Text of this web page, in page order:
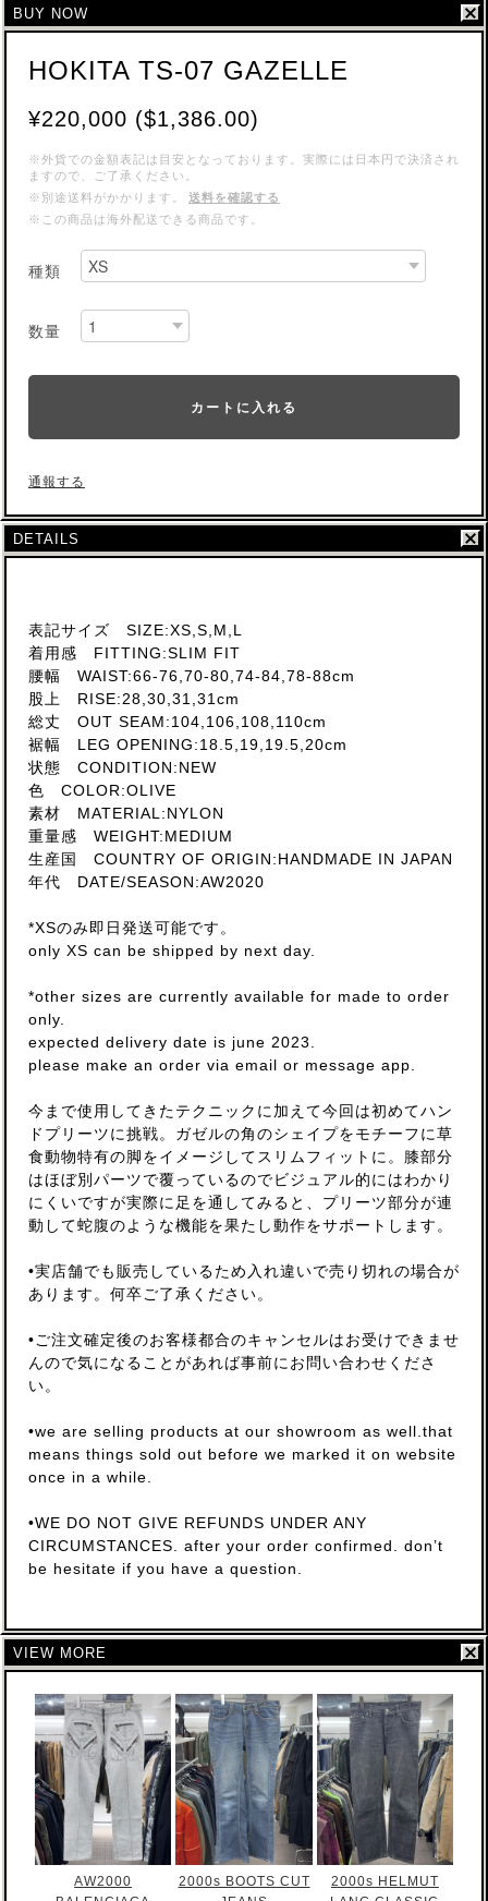
BUY NOW
HOKITA TS-07 GAZELLE
¥220,000 ($1,386.00)
※外貨での金額表記は目安となっております。実際には日本円で決済され
ますので、ご了承ください。
※別途送料がかかります。
送料を確認する
※この商品は海外配送できる商品です。
種類
数量
カートに入れる
通報する
DETAILS
表記サイズ SIZE:XS,S,M,L
着用感 FITTING:SLIM FIT
腰幅 WAIST:66-76,70-80,74-84,78-88cm
股上 RISE:28,30,31,31cm
総丈 OUT SEAM:104,106,108,110cm
裾幅 LEG OPENING:18.5,19,19.5,20cm
状態 CONDITION:NEW
色 COLOR:OLIVE
素材 MATERIAL:NYLON
重量感 WEIGHT:MEDIUM
生産国 COUNTRY OF ORIGIN:HANDMADE IN JAPAN
年代 DATE/SEASON:AW2020
*XSのみ即日発送可能です。
only XS can be shipped by next day.
*other sizes are currently available for made to order
only.
expected delivery date is june 2023.
please make an order via email or message app.
今まで使用してきたテクニックに加えて今回は初めてハン
ドプリーツに挑戦。ガゼルの角のシェイプをモチーフに草
食動物特有の脚をイメージしてスリムフィットに。膝部分
はほぼ別パーツで覆っているのでビジュアル的にはわかり
にくいですが実際に足を通してみると、プリーツ部分が連
動して蛇腹のような機能を果たし動作をサポートします。
•実店舗でも販売しているため入れ違いで売り切れの場合が
あります。何卒ご了承ください。
•ご注文確定後のお客様都合のキャンセルはお受けできませ
んので気になることがあれば事前にお問い合わせくださ
い。
•we are selling products at our showroom as well.that
means things sold out before we marked it on website
once in a while.
•WE DO NOT GIVE REFUNDS UNDER ANY
CIRCUMSTANCES. after your order confirmed. don’t
be hesitate if you have a question.
VIEW MORE
AW2000
2000s BOOTS CUT
2000s HELMUT